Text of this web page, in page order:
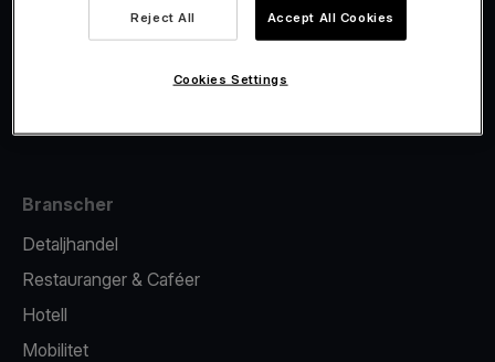
Fiskalisering
Branscher
Detaljhandel
Restauranger & Caféer
Hotell
Mobilitet
Reject All Accept All Cookies
Cookies Settings